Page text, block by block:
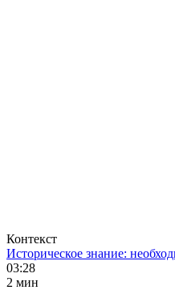
Контекст
Историческое знание:
03:28
2 мин